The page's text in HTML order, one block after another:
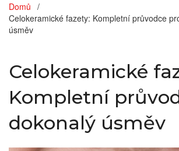
Domů
Celokeramické fazety: Kompletní průvodce
úsměv
Celokeramické
Kompletní
dokonalý úsměv